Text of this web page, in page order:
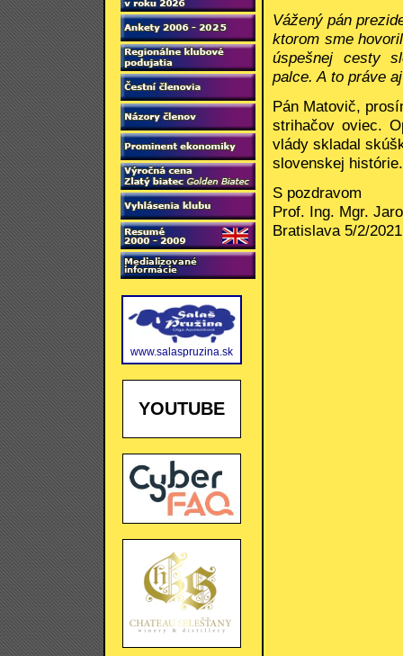
www.salaspruzina.sk
YOUTUBE
Vážený pán
ktorom sme
úspešnej cesty
palce. A to práve
Pán Matovič,
strihačov oviec.
vlády skladal
slovenskej histórie.
S pozdravom
Prof. Ing. Mgr.
Bratislava 5/2/